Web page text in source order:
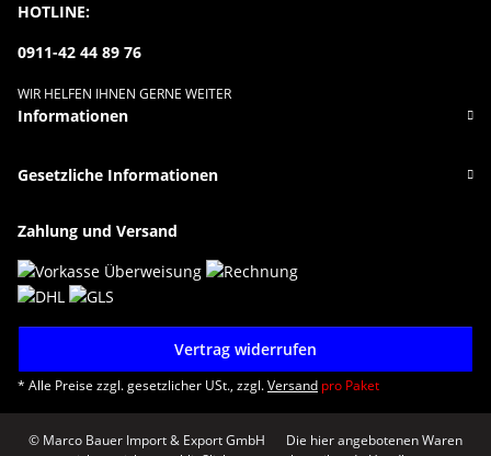
HOTLINE:
0911-42 44 89 76
WIR HELFEN IHNEN GERNE WEITER
Informationen
Gesetzliche Informationen
Zahlung und Versand
Vertrag widerrufen
* Alle Preise zzgl. gesetzlicher USt., zzgl.Versand pro Paket
© Marco Bauer Import & Export GmbH
Die hier angebotenen Waren